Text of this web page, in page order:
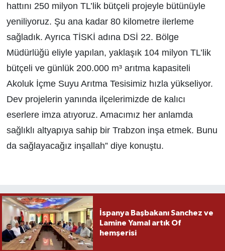
hattını 250 milyon TL’lik bütçeli projeyle bütünüyle
yeniliyoruz. Şu ana kadar 80 kilometre ilerleme
sağladık. Ayrıca TİSKİ adına DSİ 22. Bölge
Müdürlüğü eliyle yapılan, yaklaşık 104 milyon TL’lik
bütçeli ve günlük 200.000 m³ arıtma kapasiteli
Akoluk İçme Suyu Arıtma Tesisimiz hızla yükseliyor.
Dev projelerin yanında ilçelerimizde de kalıcı
eserlere imza atıyoruz. Amacımız her anlamda
sağlıklı altyapıya sahip bir Trabzon inşa etmek. Bunu
da sağlayacağız inşallah” diye konuştu.
İspanya Başbakanı Sanchez ve
Lamine Yamal artık Of
hemşerisi